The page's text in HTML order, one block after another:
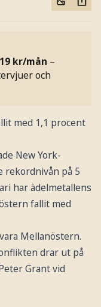
kr/mån –
och
med 1,1 procent
New York-
rekordnivån på 5
har ädelmetallens
fallit med
Mellanöstern.
drar ut på
Grant vid